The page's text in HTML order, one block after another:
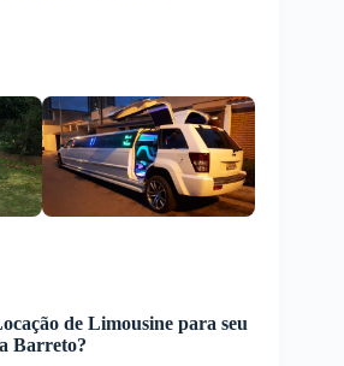
de Limousine para seu
Barreto?